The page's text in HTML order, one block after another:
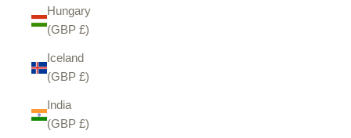
Hungary
(GBP £)
Iceland
(GBP £)
India
(GBP £)